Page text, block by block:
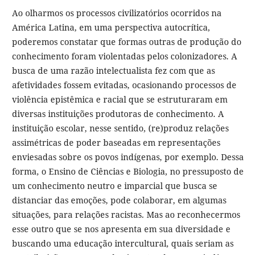
Ao olharmos os processos civilizatórios ocorridos na
América Latina, em uma perspectiva autocrítica,
poderemos constatar que formas outras de produção do
conhecimento foram violentadas pelos colonizadores. A
busca de uma razão intelectualista fez com que as
afetividades fossem evitadas, ocasionando processos de
violência epistêmica e racial que se estruturaram em
diversas instituições produtoras de conhecimento. A
instituição escolar, nesse sentido, (re)produz relações
assimétricas de poder baseadas em representações
enviesadas sobre os povos indígenas, por exemplo. Dessa
forma, o Ensino de Ciências e Biologia, no pressuposto de
um conhecimento neutro e imparcial que busca se
distanciar das emoções, pode colaborar, em algumas
situações, para relações racistas. Mas ao reconhecermos
esse outro que se nos apresenta em sua diversidade e
buscando uma educação intercultural, quais seriam as